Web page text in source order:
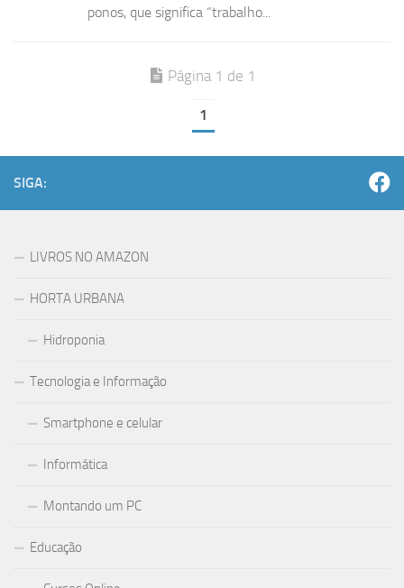
ponos, que significa “trabalho...
Página 1 de 1
1
SIGA:
LIVROS NO AMAZON
HORTA URBANA
Hidroponia
Tecnologia e Informação
Smartphone e celular
Informática
Montando um PC
Educação